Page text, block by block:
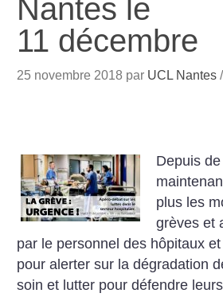
Nantes le
11 décembre
25 novembre 2018 par UCL Nantes
Depuis
plus les
grèves et
par le personnel des hôpitaux
pour alerter sur la dégradation
soin et lutter pour défendre